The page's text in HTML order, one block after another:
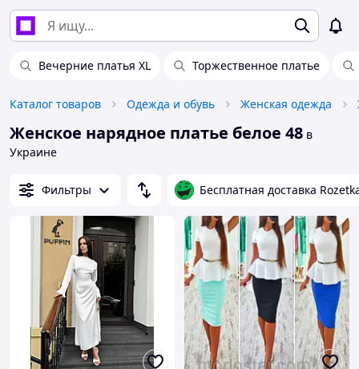
Вечерние платья XL Торжественное платье
Каталог товаров Одежда и обувь Женская одежда
Женское нарядное платье белое 48 в
Украине
Фильтры Бесплатная доставка